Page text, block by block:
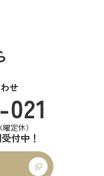
せ
定休）
付中！